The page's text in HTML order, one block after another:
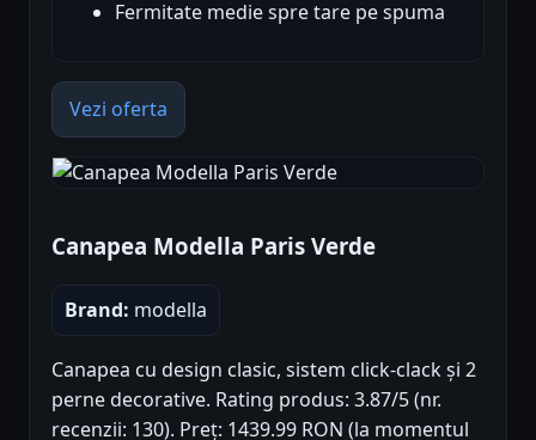
Fermitate medie spre tare pe spuma
Vezi oferta
Canapea Modella Paris Verde
Brand: modella
Canapea cu design clasic, sistem click-clack și 2
perne decorative. Rating produs: 3.87/5 (nr.
recenzii: 130). Preț: 1439.99 RON (la momentul